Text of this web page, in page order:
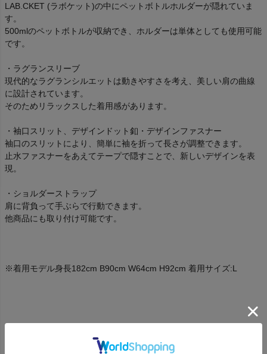
LAB.CKET (ラボケット)の中にペットボトルホルダーが隠れていま
す。
500mlのペットボトルが収納でき、ホルダーは単体としても使用可能
です。
・ラグランスリーブ
現代的なラグランシルエットは動きやすさを考え、美しい肩の曲線
に設計されています。
そのためリラックスした着用感があります。
・袖口スリット、デザインドット釦・デザインファスナー
袖口のスリットにより、簡単に袖を折って長さが調整できます。
止水ファスナーをあえてテープで隠すことで、新しいデザインを表
現。
・ショルダーストラップ
肩に背負って手ぶらで行動できます。
他商品にも取り付け可能です。
※着用モデル身長182cm B90cm W64cm H92cm 着用サイズ:L